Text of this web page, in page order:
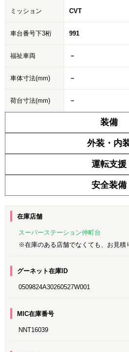
ミッション CVT
車台番号下3桁 991
福祉車両 －
車体寸法(mm) －
荷台寸法(mm) －
装備
外装・内
運転支援
安全装備
在庫店舗
スーパーステーション仲町台
※在庫のある店舗でなくても、お見積
グーネット在庫ID
0509824A30260527W001
MIC在庫番号
NNT16039